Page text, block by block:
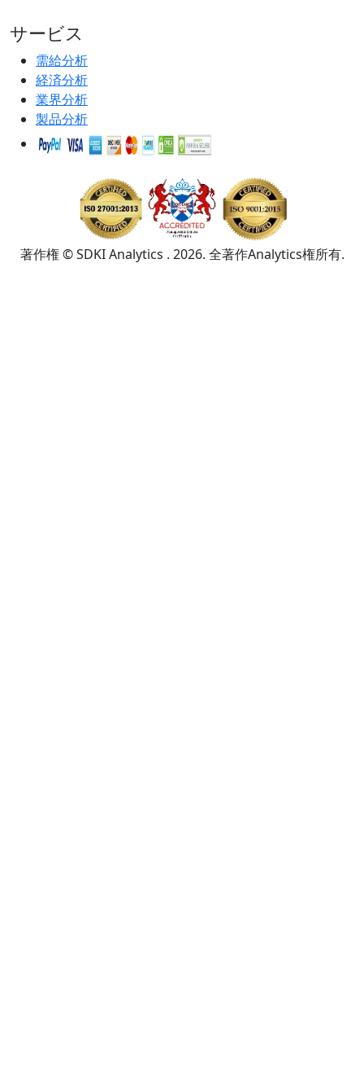
サービス
需給分析
経済分析
業界分析
製品分析
著作権 © SDKI Analytics . 2026. 全著作Analytics権所有.